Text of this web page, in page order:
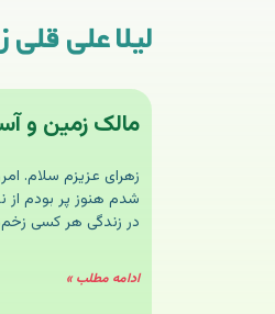
لیلا علی قلی
مالک زمین و
زهرای عزیزم سلام.
شدم هنوز پر بودم
در زندگی هر کسی
ادامه مطلب »